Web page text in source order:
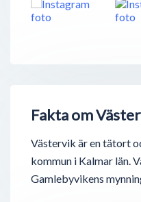
Fakta om
Västervik är en tätort
kommun i Kalmar län.
Gamlebyvikens